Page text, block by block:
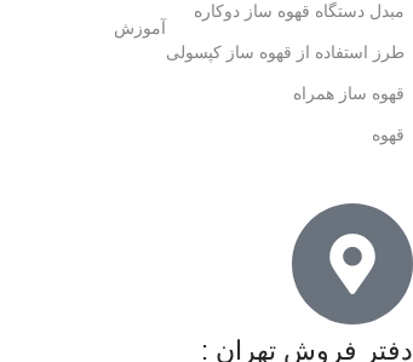
مبدل دستگاه قهوه ساز دوکاره
طرز استفاده از قهوه ساز کپسولی
آموزش
قهوه ساز همراه
قهوه
دفتر فروش تهران :